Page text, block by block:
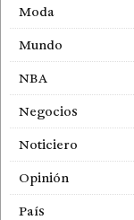
Moda
Mundo
NBA
Negocios
Noticiero
Opinión
País